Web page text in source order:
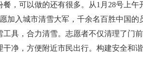
餐，可以做的还有很多。从1月28号上
加入城市清雪大军，千余名百胜中国的
工具，合力清雪。志愿者不仅清理了门
干净，方便附近市民出行。构建安全和